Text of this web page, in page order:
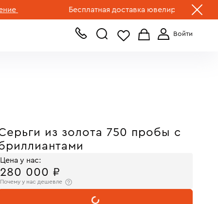
Бесплатная доставка ювелирных изделий по
+7 (499) 519-00-00
из золота 750 пробы с
Цена у нас:
280 000 ₽
Почему у нас дешевле
В КОРЗИНУ